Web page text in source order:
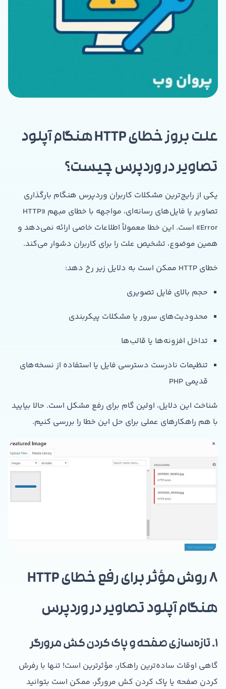
علت بروز خطای HTTP هنگام آپلود
تصاویر در وردپرس چیست؟
یکی از رایج‌ترین مشکلات کاربران وردپرس هنگام بارگذاری
تصاویر یا فایل‌های رسانه‌ای، مواجهه با خطای مبهم «HTTP
Error» است. این خطا معمولاً اطلاعات خاصی ارائه نمی‌دهد و
همین موضوع، تشخیص علت را برای کاربران دشوار می‌کند.
خطای HTTP ممکن است به دلایل زیر رخ دهد:
حجم بالای فایل تصویری
محدودیت‌های سرور یا مشکلات پیکربندی
تداخل افزونه‌ها یا قالب‌ها
تنظیمات نادرست دسترسی فایل یا استفاده از نسخه‌های
قدیمی PHP
شناخت این دلایل، اولین گام برای رفع مشکل است. حالا بیایید
با هم راهکارهای عملی برای حل این خطا را بررسی کنیم.
۸ روش مؤثر برای رفع خطای HTTP
هنگام آپلود تصاویر در وردپرس
۱. تازه‌سازی صفحه و پاک کردن کش مرورگر
گاهی اوقات ساده‌ترین راهکار، مؤثرترین است! تنها با رفرش
کردن صفحه یا پاک کردن کش مرورگر، ممکن است بتوانید